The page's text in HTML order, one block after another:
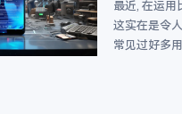
最近, 在运用
这实在是令
常见过好多